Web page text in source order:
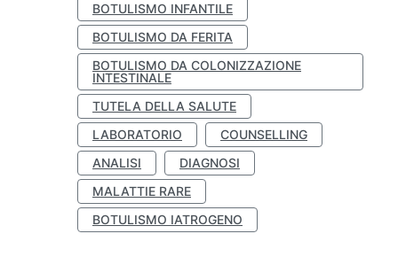
BOTULISMO INFANTILE
BOTULISMO DA FERITA
BOTULISMO DA COLONIZZAZIONE
INTESTINALE
TUTELA DELLA SALUTE
LABORATORIO
COUNSELLING
ANALISI
DIAGNOSI
MALATTIE RARE
BOTULISMO IATROGENO